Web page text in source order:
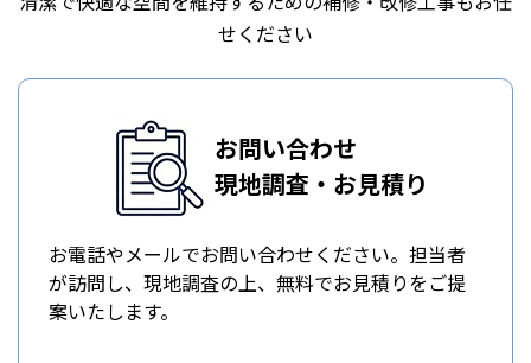
せください
お問い合わせ
現地調査・お見積り
お電話やメールでお問い合わせください。担当者
が訪問し、現地調査の上、無料でお見積りをご提
案いたします。